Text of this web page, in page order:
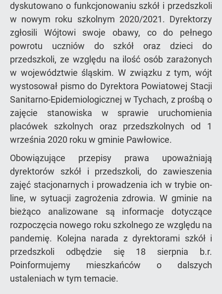
dyskutowano o funkcjonowaniu szkół i przedszkoli
w nowym roku szkolnym 2020/2021. Dyrektorzy
zgłosili Wójtowi swoje obawy, co do pełnego
powrotu uczniów do szkół oraz dzieci do
przedszkoli, ze względu na ilość osób zarażonych
w województwie śląskim. W związku z tym, wójt
wystosował pismo do Dyrektora Powiatowej Stacji
Sanitarno-Epidemiologicznej w Tychach, z prośbą o
zajęcie stanowiska w sprawie uruchomienia
placówek szkolnych oraz przedszkolnych od 1
września 2020 roku w gminie Pawłowice.
Obowiązujące przepisy prawa upoważniają
dyrektorów szkół i przedszkoli, do zawieszenia
zajęć stacjonarnych i prowadzenia ich w trybie on-
line, w sytuacji zagrożenia zdrowia. W gminie na
bieżąco analizowane są informacje dotyczące
rozpoczęcia nowego roku szkolnego ze względu na
pandemię. Kolejna narada z dyrektorami szkół i
przedszkoli odbędzie się 18 sierpnia b.r.
Poinformujemy mieszkańców o dalszych
ustaleniach w tym temacie.